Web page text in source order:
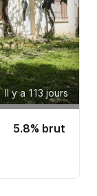
Il y a 113 jours
5.8% brut